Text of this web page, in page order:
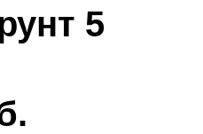
5